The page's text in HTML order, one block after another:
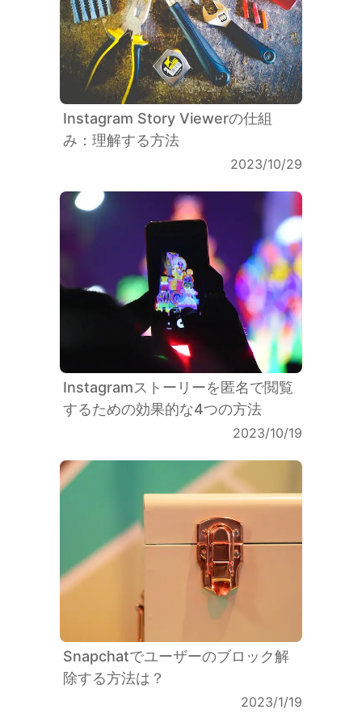
Instagram Story Viewerの仕組
み：理解する方法
2023/10/29
Instagramストーリーを匿名で閲覧
するための効果的な4つの方法
2023/10/19
Snapchatでユーザーのブロック解
除する方法は？
2023/1/19